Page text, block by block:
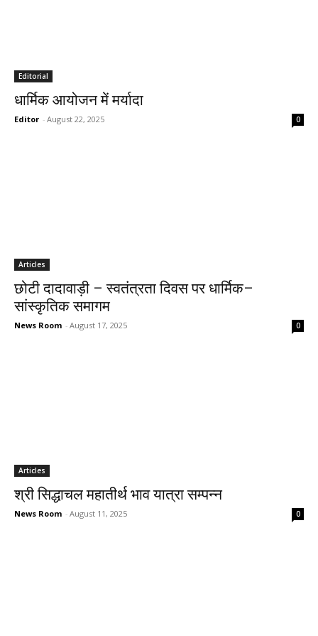
Editorial
धार्मिक आयोजन में मर्यादा
Editor - August 22, 2025 0
Articles
छोटी दादावाड़ी – स्वतंत्रता दिवस पर धार्मिक–
सांस्कृतिक समागम
News Room - August 17, 2025 0
Articles
श्री सिद्धाचल महातीर्थ भाव यात्रा सम्पन्न
News Room - August 11, 2025 0